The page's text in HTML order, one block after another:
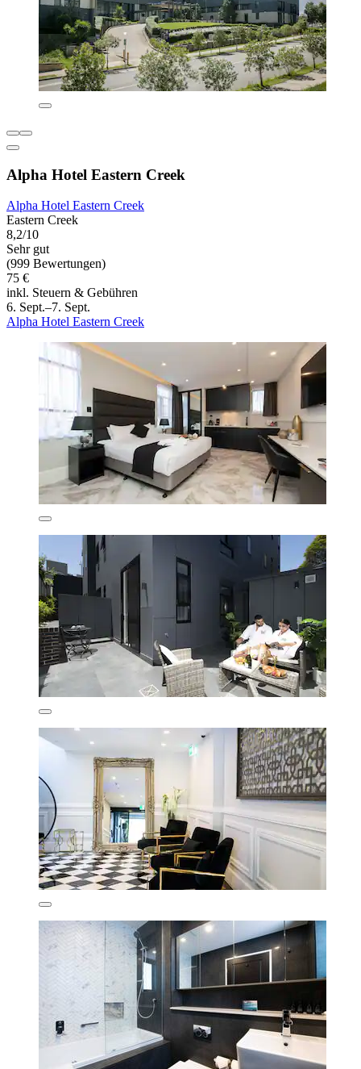
Alpha Hotel Eastern Creek
Alpha Hotel Eastern Creek
Eastern Creek
8,2/10
Sehr gut
(999 Bewertungen)
75 €
inkl. Steuern & Gebühren
6. Sept.–7. Sept.
Alpha Hotel Eastern Creek